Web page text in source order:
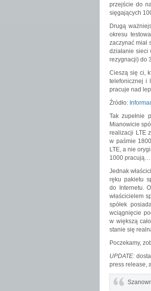
przejście do
sięgających
Drugą
okresu
zaczynać miał
działanie sieci
rezygnacji) do
Cieszą się ci,
telefonicznej i
pracuje nad
Źródło:
Tak zupełnie
Mianowicie
realizacji LTE
w paśmie
LTE, a nie
1000 pracują…
Jednak
ręku pakietu
do Internetu.
właścicielem
spółek
wciągnięcie
w większą
stanie się
Poczekamy,
UPDATE:
press release,